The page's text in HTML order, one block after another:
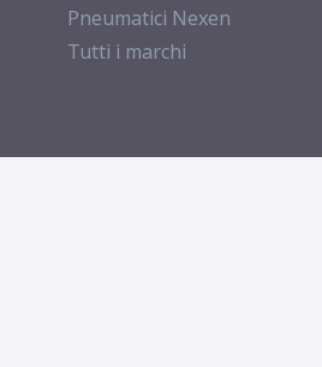
Pneumatici Nexen
Tutti i marchi